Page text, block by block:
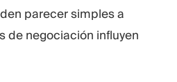
parecer simples a
de negociación influyen